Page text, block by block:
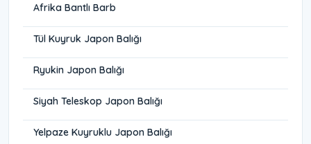
Afrika Bantlı Barb
Tül Kuyruk Japon Balığı
Ryukin Japon Balığı
Siyah Teleskop Japon Balığı
Yelpaze Kuyruklu Japon Balığı